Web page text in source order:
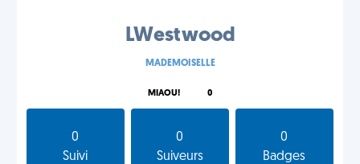
LWestwood
MADEMOISELLE
MIAOU! 0
0
Suivi
0
Suiveurs
0
Badges